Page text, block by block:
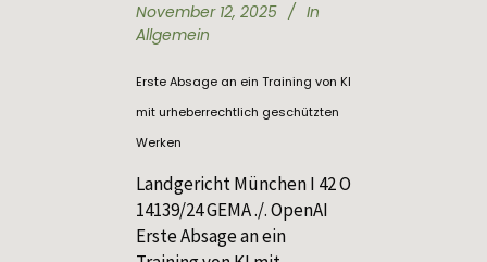
November 12, 2025
In
Allgemein
Erste Absage an ein Training von KI
mit urheberrechtlich geschützten
Werken
Landgericht München I 42 O
14139/24 GEMA ./. OpenAI
Erste Absage an ein